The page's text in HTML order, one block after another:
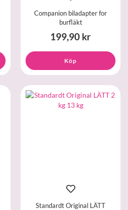
Companion biladapter for
burfläkt
199,90 kr
Köp
Standardt Original LÄTT